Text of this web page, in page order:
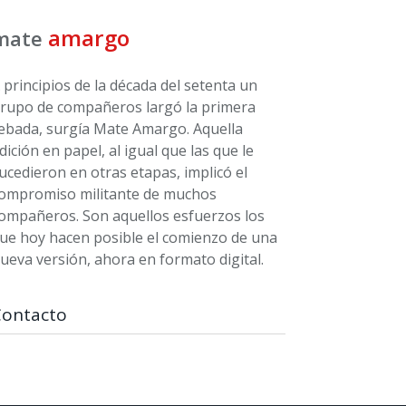
amargo
principios de la década del setenta un
de compañeros largó la primera
surgía Mate Amargo. Aquella
en papel, al igual que las que le
en otras etapas, implicó el
militante de muchos
Son aquellos esfuerzos los
hoy hacen posible el comienzo de una
versión, ahora en formato digital.